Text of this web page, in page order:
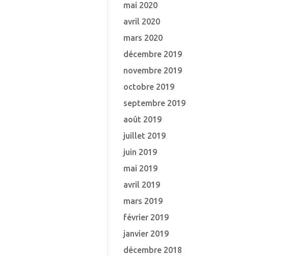
mai 2020
avril 2020
mars 2020
décembre 2019
novembre 2019
octobre 2019
septembre 2019
août 2019
juillet 2019
juin 2019
mai 2019
avril 2019
mars 2019
février 2019
janvier 2019
décembre 2018